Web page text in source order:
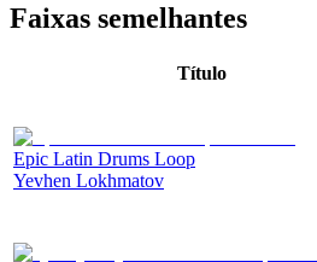
Faixas semelhantes
Título
Epic Latin Drums Loop
Yevhen Lokhmatov